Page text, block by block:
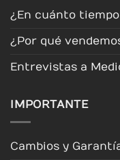
¿En cuánto
¿Por qué
Entrevistas a
IMPORTANTE
Cambios y